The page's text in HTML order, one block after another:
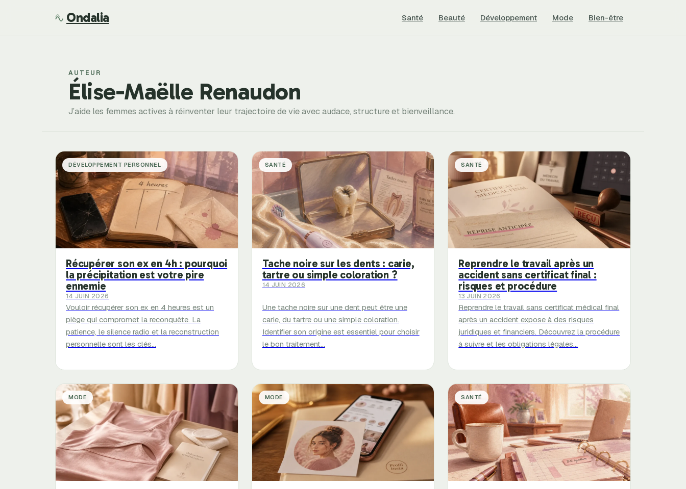
Ondalia Santé Beauté Développement Mode Bien-être
AUTEUR
Élise-Maëlle Renaudon
J’aide les femmes actives à réinventer leur trajectoire de vie avec audace, structure et bienveillance.
DÉVELOPPEMENT PERSONNEL
Récupérer son ex en 4h : pourquoi
la précipitation est votre pire
ennemie
14 JUIN 2026
Vouloir récupérer son ex en 4 heures est un
piège qui compromet la reconquête. La
patience, le silence radio et la reconstruction
personnelle sont les clés…
SANTÉ
Tache noire sur les dents : carie,
tartre ou simple coloration ?
14 JUIN 2026
Une tache noire sur une dent peut être une
carie, du tartre ou une simple coloration.
Identifier son origine est essentiel pour choisir
le bon traitement…
SANTÉ
Reprendre le travail après un
accident sans certificat final :
risques et procédure
13 JUIN 2026
Reprendre le travail sans certificat médical final
après un accident expose à des risques
juridiques et financiers. Découvrez la procédure
à suivre et les obligations légales…
MODE MODE SANTÉ